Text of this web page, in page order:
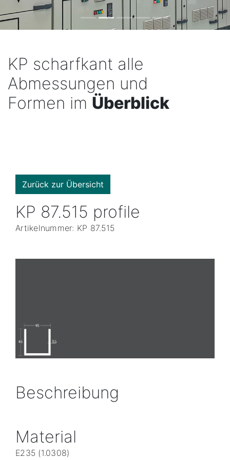
KP scharfkant alle
Abmessungen und
Formen im Überblick
Zurück zur Übersicht
KP 87.515 profile
Artikelnummer: KP 87.515
Beschreibung
Material
E235 (1.0308)